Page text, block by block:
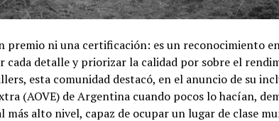
premio ni una certificación: es un reconocimiento
cada detalle y priorizar la calidad por sobre el
esta comunidad destacó, en el anuncio de su
(AOVE) de Argentina cuando pocos lo hacían,
alto nivel, capaz de ocupar un lugar de clase